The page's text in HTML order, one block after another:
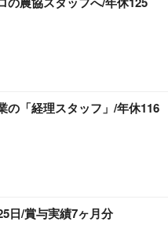
の「経理スタッフ」/年休116
日/賞与実績7ヶ月分